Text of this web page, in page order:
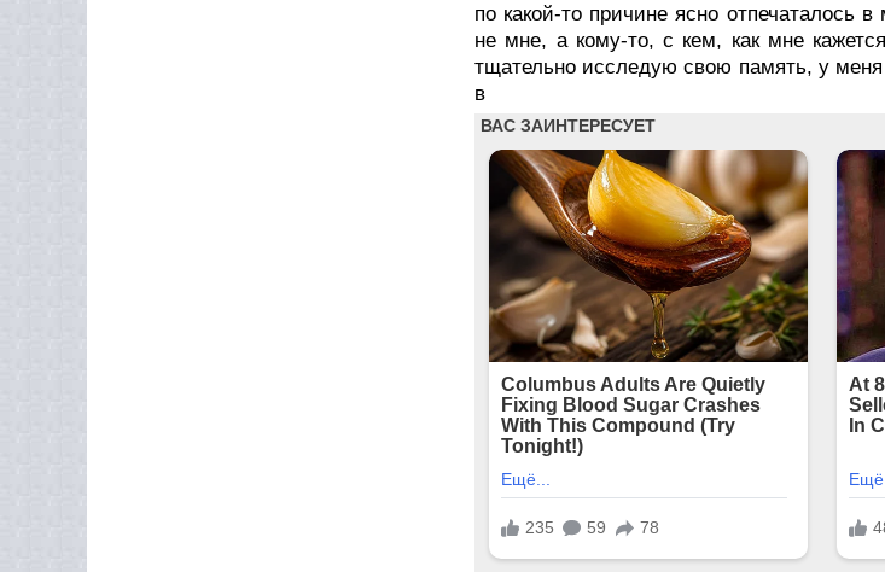
по какой-то причине ясно отпечаталось
не мне, а кому-то, с кем, как мне
тщательно исследую свою память, у
в